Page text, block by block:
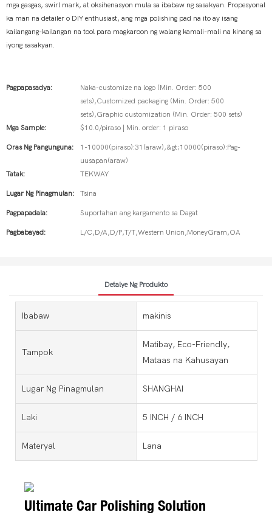
mga gasgas, swirl mark, at oksihenasyon mula sa ibabaw ng sasakyan. Propesyonal
ka man na detailer o DIY enthusiast, ang mga polishing pad na ito ay isang
kailangang-kailangan na tool para magkaroon ng walang kamali-mali na kinang sa
iyong sasakyan.
Pagpapasadya:
Naka-customize na logo (Min. Order: 500
sets),Customized packaging (Min. Order: 500
sets),Graphic customization (Min. Order: 500 sets)
Mga Sample:
$10.0/piraso | Min. order: 1 piraso
Oras Ng Pangunguna:
1-10000(piraso):31(araw),&gt;10000(piraso):Pag-
uusapan(araw)
Tatak:
TEKWAY
Lugar Ng Pinagmulan: Tsina
Pagpapadala: Suportahan ang kargamento sa Dagat
Pagbabayad: L/C,D/A,D/P,T/T,Western Union,MoneyGram,OA
Detalye Ng Produkto
Ibabaw makinis
Tampok
Matibay, Eco-Friendly,
Mataas na Kahusayan
Lugar Ng Pinagmulan SHANGHAI
Laki 5 INCH / 6 INCH
Materyal Lana
Ultimate Car Polishing Solution